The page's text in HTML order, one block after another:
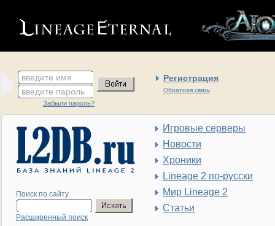
введите имя Регистрация
Обратная связь
введите пароль
Забыли пароль?
Поиск по сайту
Расширенный поиск
Игровые серверы
Новости
Хроники
Lineage 2 по-русски
Мир Lineage 2
Статьи